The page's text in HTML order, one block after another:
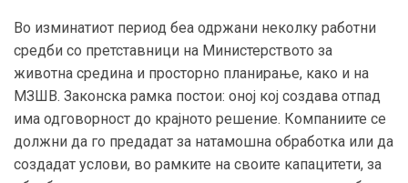
Во изминатиот период беа одржани неколку работни
средби со претставници на Министерството за
животна средина и просторно планирање, како и на
МЗШВ. Законска рамка постои: оној кој создава отпад
има одговорност до крајното решение. Компаниите се
должни да го предадат за натамошна обработка или да
создадат услови, во рамките на своите капацитети, за